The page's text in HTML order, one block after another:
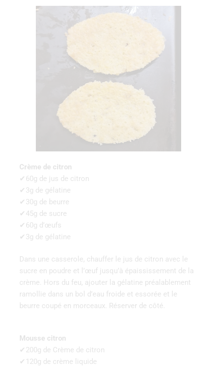
Crème de citron
✔60g de jus de citron
✔3g de gélatine
✔30g de beurre
✔45g de sucre
✔60g d’œufs
✔3g de gélatine
Dans une casserole, chauffer le jus de citron avec le
sucre en poudre et l’œuf jusqu’à épaississement de la
crème. Hors du feu, ajouter la gélatine préalablement
ramollie dans un bol d’eau froide et essorée et le
beurre coupé en morceaux. Réserver de côté.
Mousse citron
✔200g de Crème de citron
✔120g de crème liquide